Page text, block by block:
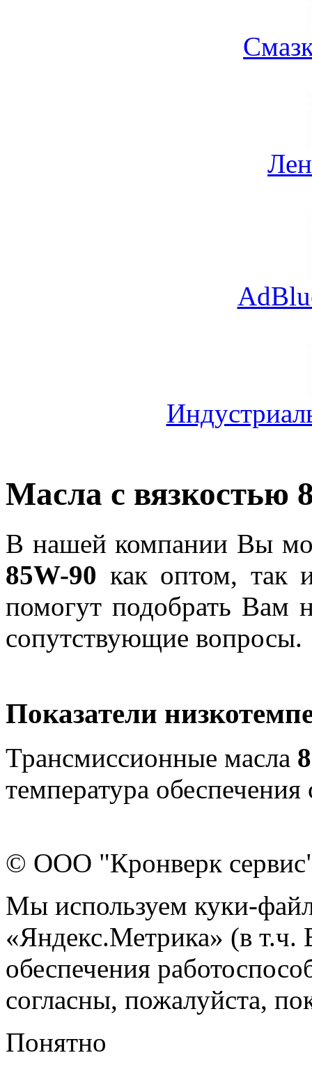
Масла с вязкостью
В нашей компании Вы
85W-90 как оптом, так
помогут подобрать Вам
сопутствующие
Показатели
Трансмиссионные масла
температура
© ООО "Кронверк
Мы используем куки-
«Яндекс.Метрика» (в т.ч.
обеспечения
согласны, пожалуйста,
Понятно